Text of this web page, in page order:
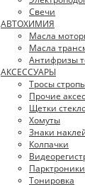
Свечи
АВТОХИМИЯ
Масла
Масла
Антифризы
АКСЕССУАРЫ
Тросы
Прочие
Щетки
Хомуты
Знаки
Колпачки
Парктроники
Тонировка